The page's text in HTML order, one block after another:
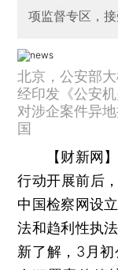
项监督专区，
北京，公安部
经印发《公安
对涉企案件异
国
【财新网】
行动开展前后
中国检察网设
法和趋利性执
新了解，3月